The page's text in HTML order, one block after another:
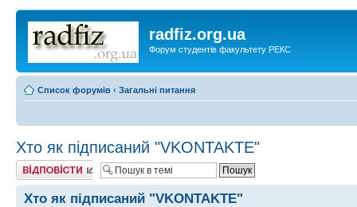
radfiz.org.ua
Форум студентів факультету РЕКС
Список форумів ‹ Загальні питання
Хто як підписаний "VKONTAKTE"
Відповісти
Хто як підписаний "VKONTAKTE"